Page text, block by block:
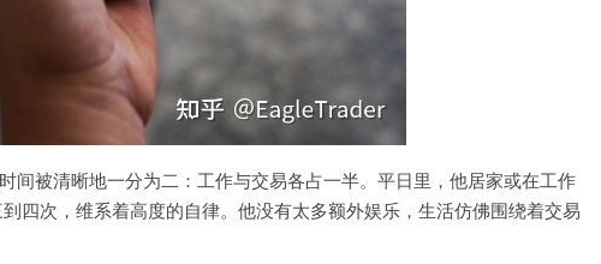
间被清晰地一分为二：工作与交易各占一半。平日里，他居家或在工作
四次，维系着高度的自律。他没有太多额外娱乐，生活仿佛围绕着交易